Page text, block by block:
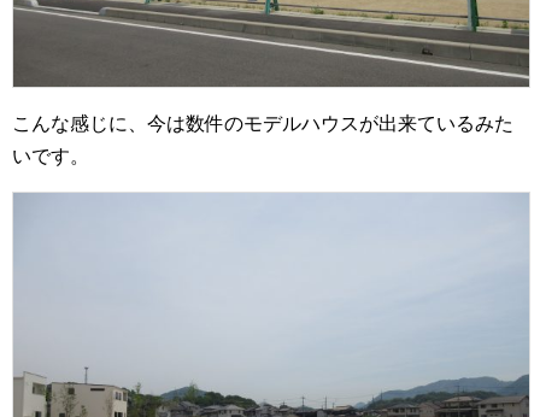
こんな感じに、今は数件のモデルハウスが出来ているみた
いです。